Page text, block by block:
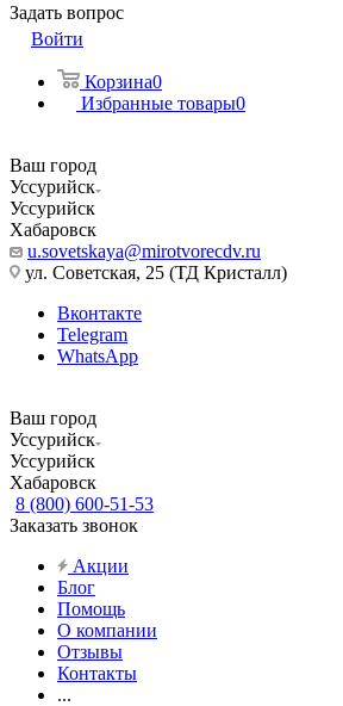
Задать вопрос
Войти
Корзина0
Избранные товары0
Ваш город
Уссурийск
Уссурийск
Хабаровск
u.sovetskaya@mirotvorecdv.ru
ул. Советская, 25 (ТД Кристалл)
Вконтакте
Telegram
WhatsApp
Ваш город
Уссурийск
Уссурийск
Хабаровск
8 (800) 600-51-53
Заказать звонок
Акции
Блог
Помощь
О компании
Отзывы
Контакты
...